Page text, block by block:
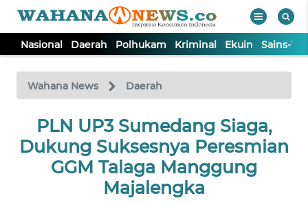
Nasional Daerah Polhukam Kriminal Ekuin Sains-
Wahana News Daerah
PLN UP3 Sumedang Siaga,
Dukung Suksesnya Peresmian
GGM Talaga Manggung
Majalengka
TV
Tutup
NASIONAL
DAERAH